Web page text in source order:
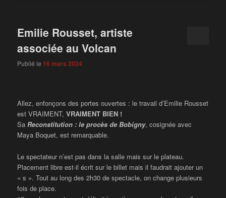
Emilie Rousset, artiste
associée au Volcan
Publié le 16 mars 2024
Allez, enfonçons des portes ouvertes : le travail d’Emilie Rousset
est VRAIMENT,VRAIMENT BIEN !
Sa Reconstitution : le procès de Bobigny, cosignée avec
Maya Boquet, est remarquable.
Le spectateur n’est pas dans la salle mais sur le plateau.
Placement libre est-il écrit sur le billet mais il faudrait ajouter un
« s ». Tout au long des 2h30 de spectacle, on change plusieurs
fois de place.